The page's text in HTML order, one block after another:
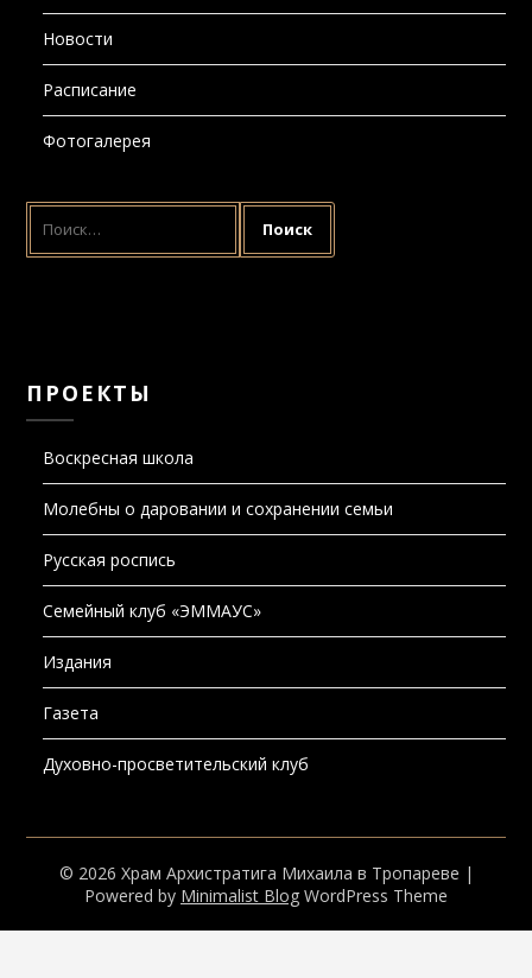
Новости
Расписание
Фотогалерея
НАЙТИ:
ПРОЕКТЫ
Воскресная школа
Молебны о даровании и сохранении семьи
Русская роспись
Семейный клуб «ЭММАУС»
Издания
Газета
Духовно-просветительский клуб
© 2026 Храм Архистратига Михаила в Тропареве |
Powered by Minimalist Blog WordPress Theme